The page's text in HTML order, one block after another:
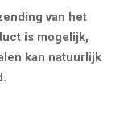
van het
is mogelijk,
kan natuurlijk